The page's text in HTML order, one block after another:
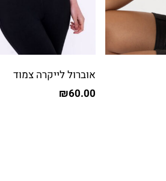
אוברול לייקרה צמוד
₪60.00